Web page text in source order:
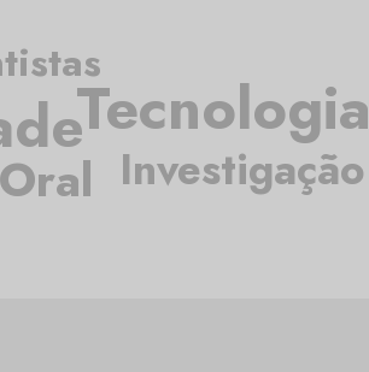
Tecnologia
Investigação